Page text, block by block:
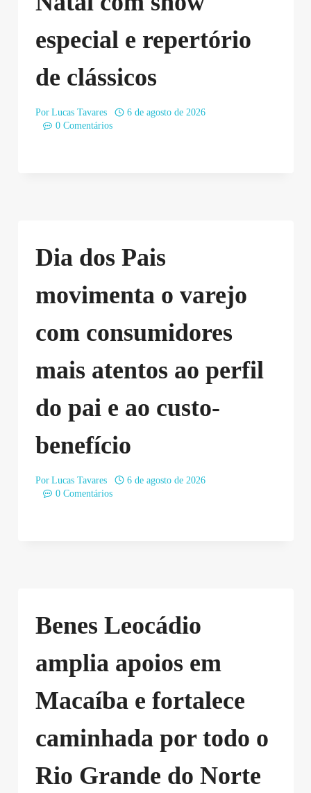
especial e repertório
de clássicos
Por Lucas Tavares
6 de agosto de 2026
0 Comentários
Dia dos Pais
movimenta o varejo
com consumidores
mais atentos ao perfil
do pai e ao custo-
benefício
Por Lucas Tavares
6 de agosto de 2026
0 Comentários
Benes Leocádio
amplia apoios em
Macaíba e fortalece
caminhada por todo o
Rio Grande do Norte